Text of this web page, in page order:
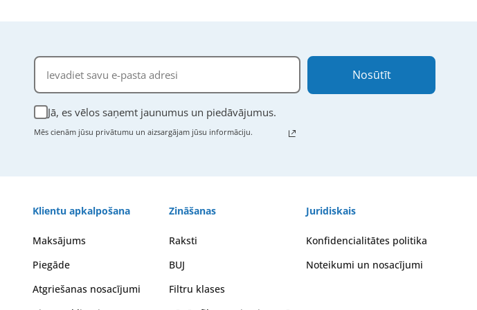
Jā, es vēlos saņemt jaunumus un piedāvājumus.
Mēs cienām jūsu privātumu un aizsargājam jūsu informāciju.
Nosūtīt
Klientu apkalpošana
Maksājums
Piegāde
Atgriešanas nosacījumi
Zināšanas
Raksti
BUJ
Filtru klases
Juridiskais
Konfidencialitātes politika
Noteikumi un nosacījumi